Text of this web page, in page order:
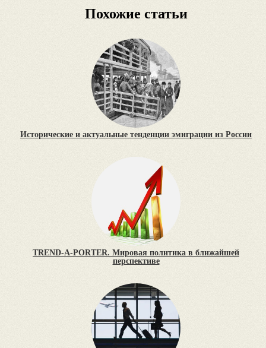
Похожие статьи
Исторические и актуальные тенденции эмиграции из России
TREND-A-PORTER. Мировая политика в ближайшей
перспективе